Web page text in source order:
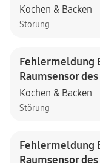
Kochen & Backen
Störung
Fehlermeldung
Raumsensor
Kochen & Backen
Störung
Fehlermeldung
Raumsensor